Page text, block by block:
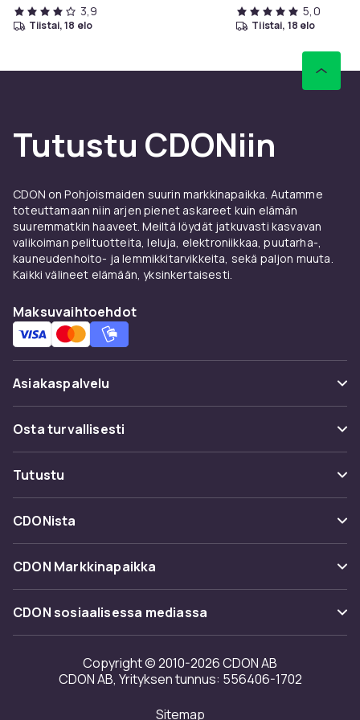
3,9
tiistai, 18 elo
5,0
tiistai, 18 elo
Tutustu CDONiin
CDON on Pohjoismaiden suurin markkinapaikka. Autamme
toteuttamaan niin arjen pienet askareet kuin elämän
suuremmatkin haaveet. Meiltä löydät jatkuvasti kasvavan
valikoiman pelituotteita, leluja, elektroniikkaa, puutarha-,
kauneudenhoito- ja lemmikkitarvikkeita, sekä paljon muuta.
Kaikki välineet elämään, yksinkertaisesti.
Maksuvaihtoehdot
Asiakaspalvelu
Usein kysyttyä (UKK)
Seuraa pakettia
Ota yhteyttä
Osta turvallisesti
Maksuvaihtoehdot
Toimitus
Takaisinvedot
Tutustu
Kategoriat
Tuotemerkit
CDONista
Tietoa meistä
Asiakasarvionnit
Investor relations
Saavutettavuusseloste
CDON Markkinapaikka
Merchant Help Center
CDON sosiaalisessa mediassa
Copyright © 2010-2026 CDON AB
CDON AB, Yrityksen tunnus: 556406-1702
Sitemap